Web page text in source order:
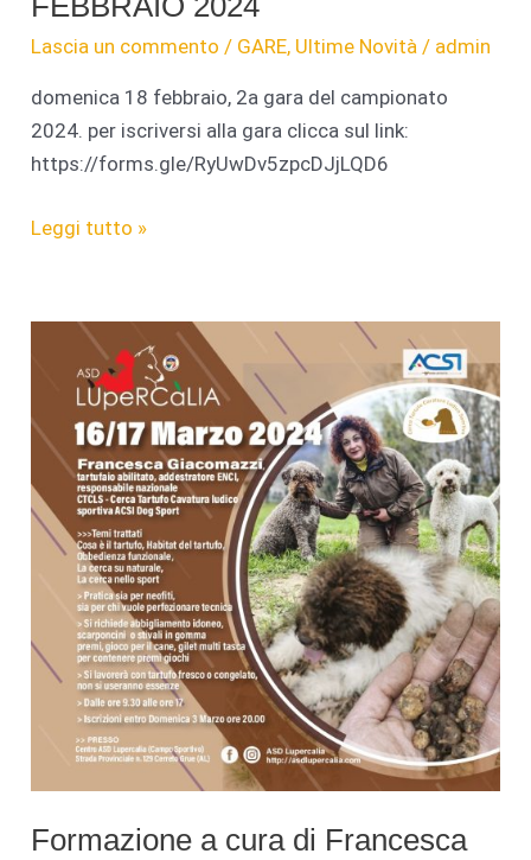
Lascia un commento / GARE, Ultime Novità / admin
domenica 18 febbraio, 2a gara del campionato
2024. per iscriversi alla gara clicca sul link:
https://forms.gle/RyUwDv5zpcDJjLQD6
GARA
–
FEBBRAIO
2024
Leggi tutto »
Formazione a cura di Francesca